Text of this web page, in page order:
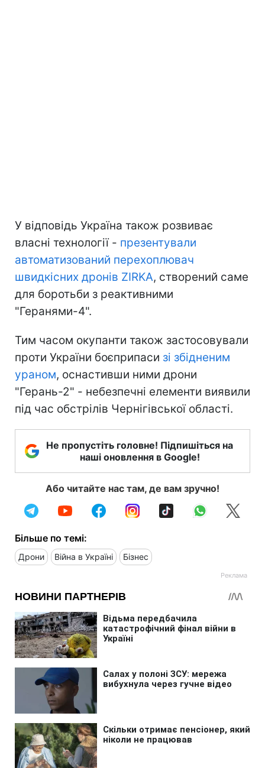
У відповідь Україна також розвиває
власні технології - презентували
автоматизований перехоплювач
швидкісних дронів ZIRKA, створений саме
для боротьби з реактивними
"Геранями-4".
Тим часом окупанти також застосовували
проти України боєприпаси зі збідненим
ураном, оснастивши ними дрони
"Герань-2" - небезпечні елементи виявили
під час обстрілів Чернігівської області.
Не пропустіть головне! Підпишіться на
наші оновлення в Google!
Або читайте нас там, де вам зручно!
Більше по темі:
Дрони Війна в Україні Бізнес